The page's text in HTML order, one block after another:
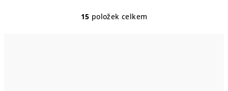
O
15 položek celkem